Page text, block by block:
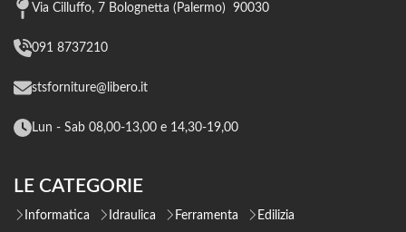
Via Cilluffo, 7 Bolognetta (Palermo) 90030
091 8737210
stsforniture@libero.it
Lun - Sab 08,00-13,00 e 14,30-19,00
LE CATEGORIE
Informatica Idraulica Ferramenta
Edilizia